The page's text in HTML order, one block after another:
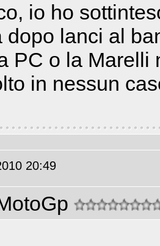
io ho
dopo lanci al
PC o la Marelli
in nessun
20:49